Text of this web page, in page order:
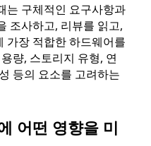
는 구체적인 요구사항과
조사하고, 리뷰를 읽고,
가장 적합한 하드웨어를
량, 스토리지 유형, 연
등의 요소를 고려하는
어떤 영향을 미